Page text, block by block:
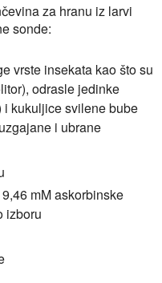
za hranu iz larvi
sonde:
vrste insekata kao što su
odrasle jedinke
i kukuljice svilene bube
i ubrane
mM askorbinske
izboru